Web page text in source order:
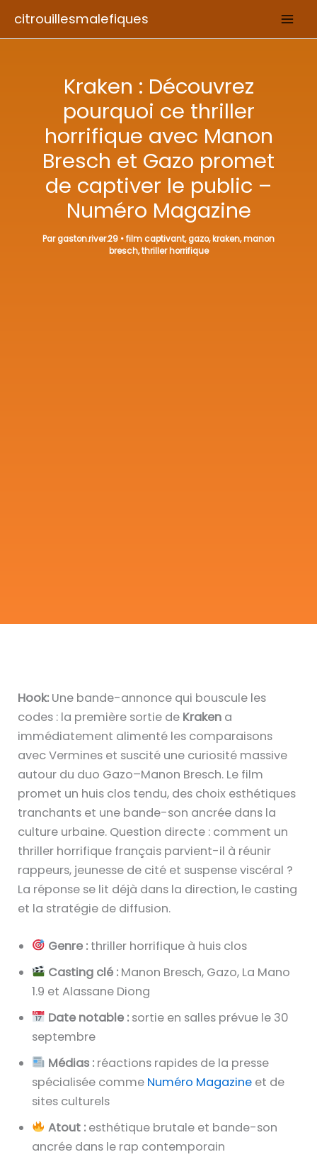
citrouillesmalefiques
Kraken : Découvrez
pourquoi ce thriller
horrifique avec Manon
Bresch et Gazo promet
de captiver le public –
Numéro Magazine
Pargaston.river.29 •film captivant,gazo,kraken,manon
bresch,thriller horrifique
Hook: Une bande-annonce qui bouscule les
codes : la première sortie de Kraken a
immédiatement alimenté les comparaisons
avec Vermines et suscité une curiosité massive
autour du duo Gazo–Manon Bresch. Le film
promet un huis clos tendu, des choix esthétiques
tranchants et une bande-son ancrée dans la
culture urbaine. Question directe : comment un
thriller horrifique français parvient-il à réunir
rappeurs, jeunesse de cité et suspense viscéral ?
La réponse se lit déjà dans la direction, le casting
et la stratégie de diffusion.
Genre :thriller horrifique à huis clos
Casting clé :Manon Bresch, Gazo, La Mano
1.9 et Alassane Diong
Date notable :sortie en salles prévue le 30
septembre
Médias :réactions rapides de la presse
spécialisée comme Numéro Magazine et de
sites culturels
Atout :esthétique brutale et bande-son
ancrée dans le rap contemporain